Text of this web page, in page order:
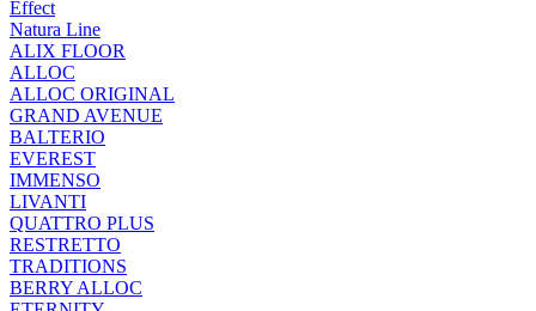
Effect
Natura Line
ALIX FLOOR
ALLOC
ALLOC ORIGINAL
GRAND AVENUE
BALTERIO
EVEREST
IMMENSO
LIVANTI
QUATTRO PLUS
RESTRETTO
TRADITIONS
BERRY ALLOC